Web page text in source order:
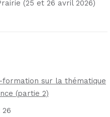
(25 et 26 avril 2026)
formation sur la thématique
(partie 2)
26